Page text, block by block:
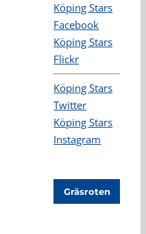
Köping Stars
Facebook
Köping Stars
Flickr
Köping Stars
Twitter
Köping Stars
Instagram
Gräsroten